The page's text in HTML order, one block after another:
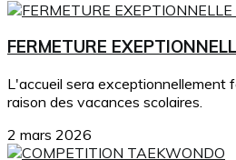
FERMETURE
L'accueil sera exceptionnellement
raison des vacances scolaires.
2 mars 2026